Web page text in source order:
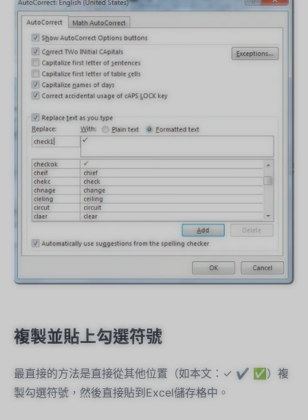
複製並貼上勾選符號
最直接的方法是直接從其他位置（如本文：✓ ✔ ✅）複
製勾選符號，然後直接貼到Excel儲存格中。